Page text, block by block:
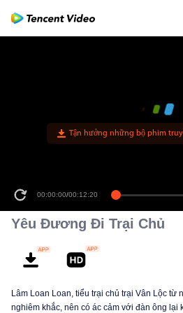
Tận hưởng những bộ phim
00:00:00/00:12:20
Yêu Đương Đi Trại Chủ
Lâm Loan Loan, tiểu trại chủ trại Vân Lộc từ
nghiêm khắc, nên có ác cảm với đàn ông